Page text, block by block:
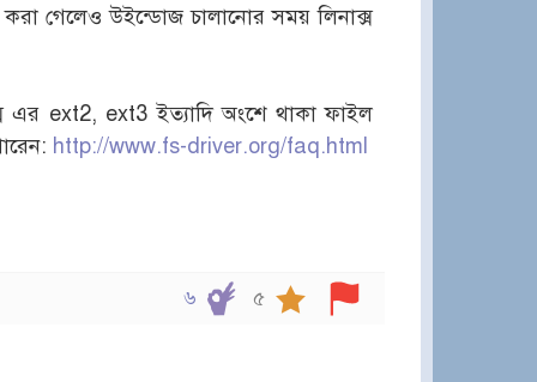
গেলেও উইন্ডোজ চালানোর সময় লিনাক্স
এর ext2, ext3 ইত্যাদি অংশে থাকা ফাইল
http://www.fs-driver.org/faq.html
৫
৬